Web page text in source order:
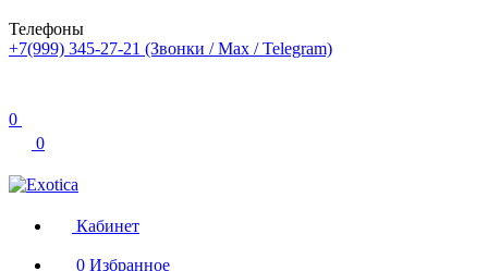
Телефоны
+7(999) 345-27-21 (Звонки / Max / Telegram)
0
0
Кабинет
0 Избранное